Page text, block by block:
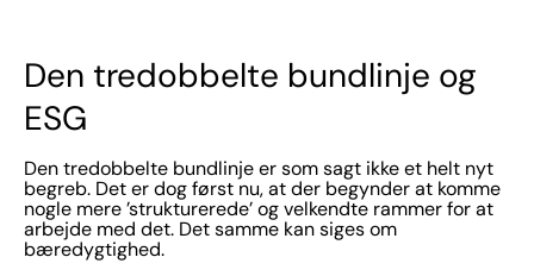
Den tredobbelte bundlinje og
ESG
Den tredobbelte bundlinje er som sagt ikke et helt nyt
begreb. Det er dog først nu, at der begynder at komme
nogle mere ’strukturerede’ og velkendte rammer for at
arbejde med det. Det samme kan siges om
bæredygtighed.